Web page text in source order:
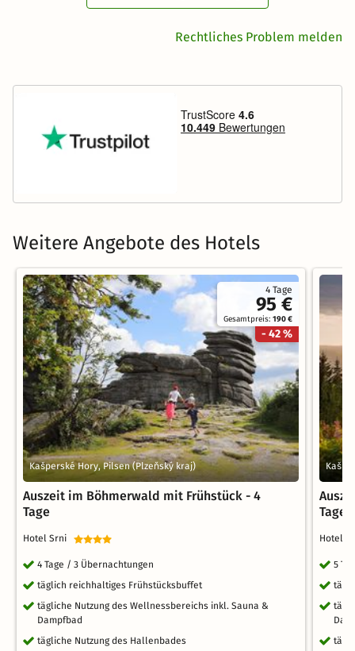
Rechtliches Problem melden
Weitere Angebote des Hotels
4 Tage
95 €
Gesamtpreis:190 €
- 42 %
Kašperské Hory, Pilsen (Plzeňský kraj)
Auszeit im Böhmerwald mit Frühstück - 4
Tage
Hotel Srni
4 Tage / 3 Übernachtungen
täglich reichhaltiges Frühstücksbuffet
tägliche Nutzung des Wellnessbereichs inkl. Sauna &
Dampfbad
tägliche Nutzung des Hallenbades
Tage
Hotel
5